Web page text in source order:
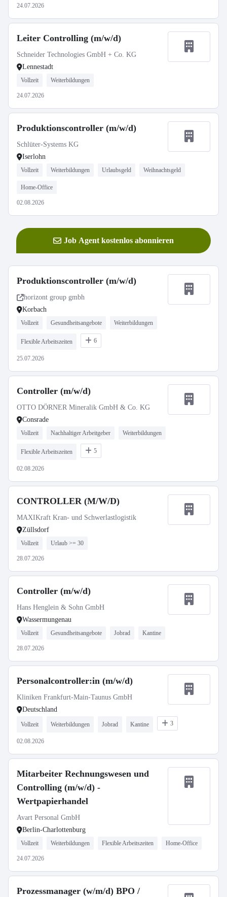
24.07.2026
Leiter Controlling (m/w/d)
Schneider Technologies GmbH + Co. KG
Lennestadt
Vollzeit Weiterbildungen
24.07.2026
Produktionscontroller (m/w/d)
Schlüter-Systems KG
Iserlohn
Vollzeit Weiterbildungen Urlaubsgeld Weihnachtsgeld
Home-Office
02.08.2026
Job Agent kostenlos abonnieren
Produktionscontroller (m/w/d)
horizont group gmbh
Korbach
Vollzeit Gesundheitsangebote Weiterbildungen
Flexible Arbeitszeiten 6
25.07.2026
Controller (m/w/d)
OTTO DÖRNER Mineralik GmbH & Co. KG
Consrade
Vollzeit Nachhaltiger Arbeitgeber Weiterbildungen
Flexible Arbeitszeiten 5
02.08.2026
CONTROLLER (M/W/D)
MAXIKraft Kran- und Schwerlastlogistik
Züllsdorf
Vollzeit Urlaub >= 30
28.07.2026
Controller (m/w/d)
Hans Henglein & Sohn GmbH
Wassermungenau
Vollzeit Gesundheitsangebote Jobrad Kantine
28.07.2026
Personalcontroller:in (m/w/d)
Kliniken Frankfurt-Main-Taunus GmbH
Deutschland
Vollzeit Weiterbildungen Jobrad Kantine 3
02.08.2026
Mitarbeiter Rechnungswesen und
Controlling (m/w/d) -
Wertpapierhandel
Avart Personal GmbH
Berlin-Charlottenburg
Vollzeit Weiterbildungen Flexible Arbeitszeiten Home-Office
24.07.2026
Prozessmanager (w/m/d) BPO /